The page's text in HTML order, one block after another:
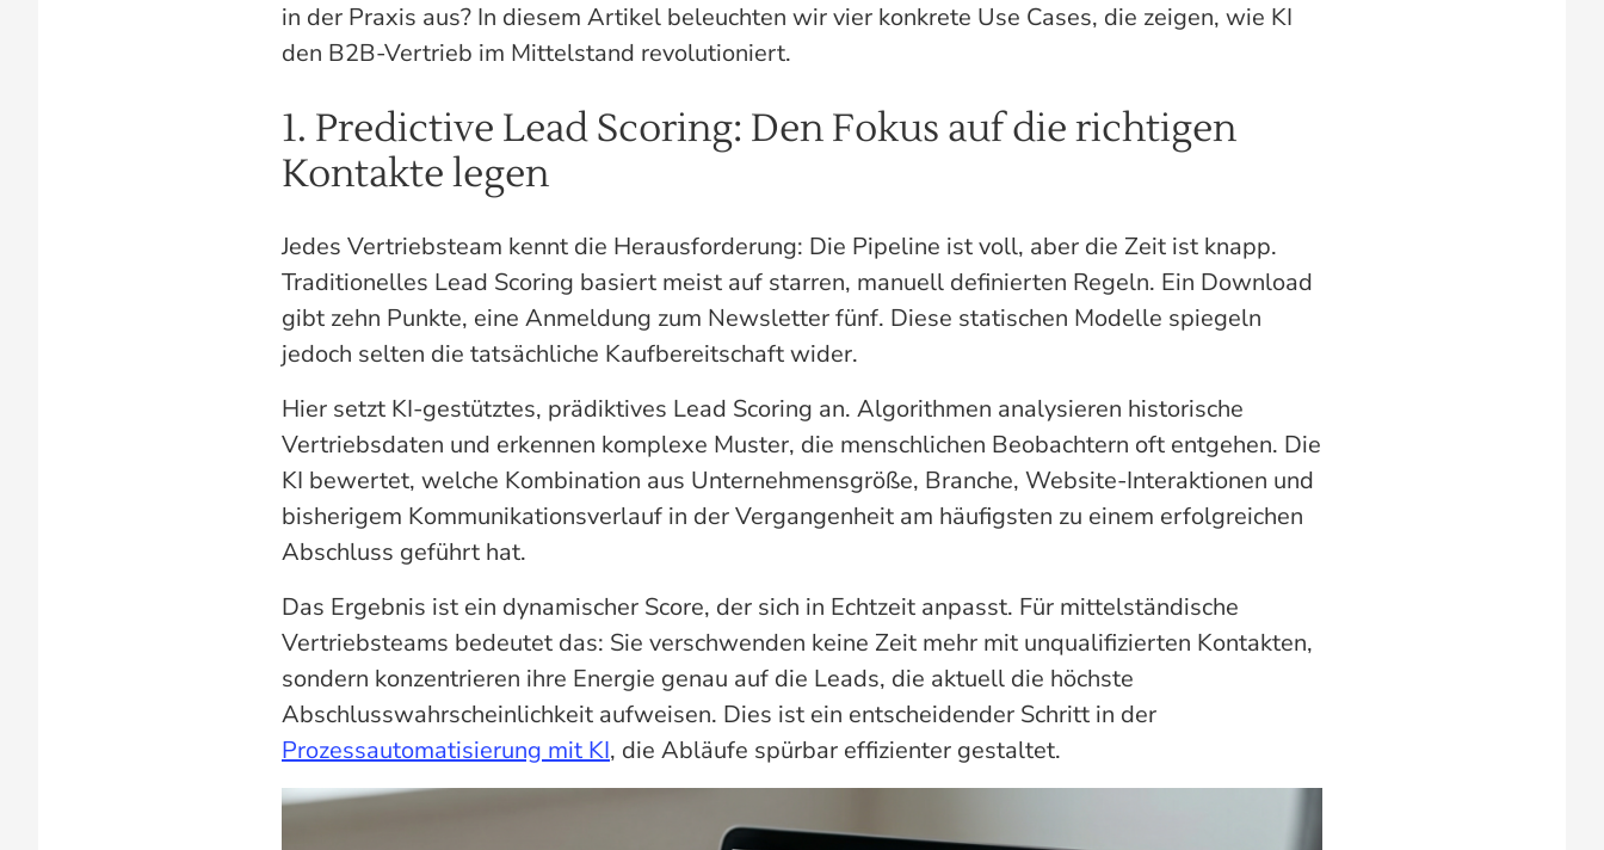
in der Praxis aus? In diesem Artikel beleuchten wir vier konkrete Use Cases, die zeigen, wie KI
den B2B-Vertrieb im Mittelstand revolutioniert.
1. Predictive Lead Scoring: Den Fokus auf die richtigen
Kontakte legen
Jedes Vertriebsteam kennt die Herausforderung: Die Pipeline ist voll, aber die Zeit ist knapp.
Traditionelles Lead Scoring basiert meist auf starren, manuell definierten Regeln. Ein Download
gibt zehn Punkte, eine Anmeldung zum Newsletter fünf. Diese statischen Modelle spiegeln
jedoch selten die tatsächliche Kaufbereitschaft wider.
Hier setzt KI-gestütztes, prädiktives Lead Scoring an. Algorithmen analysieren historische
Vertriebsdaten und erkennen komplexe Muster, die menschlichen Beobachtern oft entgehen. Die
KI bewertet, welche Kombination aus Unternehmensgröße, Branche, Website-Interaktionen und
bisherigem Kommunikationsverlauf in der Vergangenheit am häufigsten zu einem erfolgreichen
Abschluss geführt hat.
Das Ergebnis ist ein dynamischer Score, der sich in Echtzeit anpasst. Für mittelständische
Vertriebsteams bedeutet das: Sie verschwenden keine Zeit mehr mit unqualifizierten Kontakten,
sondern konzentrieren ihre Energie genau auf die Leads, die aktuell die höchste
Abschlusswahrscheinlichkeit aufweisen. Dies ist ein entscheidender Schritt in der
Prozessautomatisierung mit KI, die Abläufe spürbar effizienter gestaltet.